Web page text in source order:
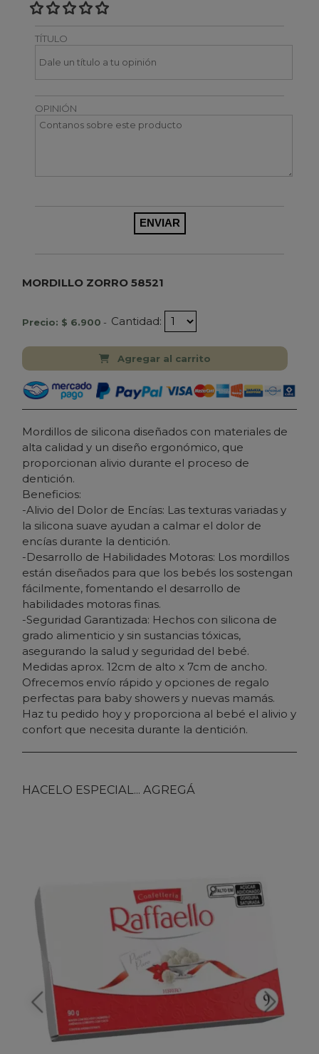
TÍTULO
OPINIÓN
MORDILLO ZORRO 58521
Precio: $ 6.900 - Cantidad:
Agregar al carrito
Mordillos de silicona diseñados con materiales de
alta calidad y un diseño ergonómico, que
proporcionan alivio durante el proceso de
dentición.
Beneficios:
-Alivio del Dolor de Encías: Las texturas variadas y
la silicona suave ayudan a calmar el dolor de
encías durante la dentición.
-Desarrollo de Habilidades Motoras: Los mordillos
están diseñados para que los bebés los sostengan
fácilmente, fomentando el desarrollo de
habilidades motoras finas.
-Seguridad Garantizada: Hechos con silicona de
grado alimenticio y sin sustancias tóxicas,
asegurando la salud y seguridad del bebé.
Medidas aprox. 12cm de alto x 7cm de ancho.
Ofrecemos envío rápido y opciones de regalo
perfectas para baby showers y nuevas mamás.
Haz tu pedido hoy y proporciona al bebé el alivio y
confort que necesita durante la dentición.
HACELO ESPECIAL... AGREGÁ